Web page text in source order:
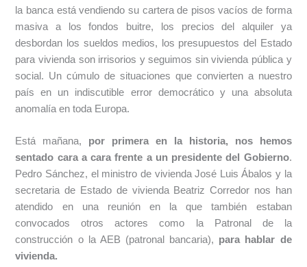
la banca está vendiendo su cartera de pisos vacíos de forma
masiva a los fondos buitre, los precios del alquiler ya
desbordan los sueldos medios, los presupuestos del Estado
para vivienda son irrisorios y seguimos sin vivienda pública y
social. Un cúmulo de situaciones que convierten a nuestro
país en un indiscutible error democrático y una absoluta
anomalía en toda Europa.
Está mañana, por primera en la historia, nos hemos
sentado cara a cara frente a un presidente del Gobierno.
Pedro Sánchez, el ministro de vivienda José Luis Ábalos y la
secretaria de Estado de vivienda Beatriz Corredor nos han
atendido en una reunión en la que también estaban
convocados otros actores como la Patronal de la
construcción o la AEB (patronal bancaria), para hablar de
vivienda.